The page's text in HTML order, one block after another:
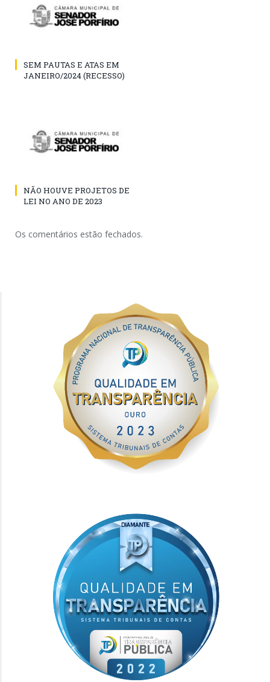
SEM PAUTAS E ATAS EM
JANEIRO/2024 (RECESSO)
NÃO HOUVE PROJETOS DE
LEI NO ANO DE 2023
Os comentários estão fechados.